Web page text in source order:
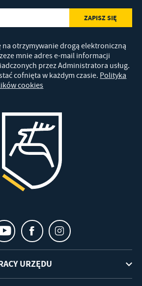
na otrzymywanie drogą elektroniczną
mnie adres e-mail informacji
przez Administratora usług.
cofnięta w każdym czasie. Polityka
cookies
URZĘDU